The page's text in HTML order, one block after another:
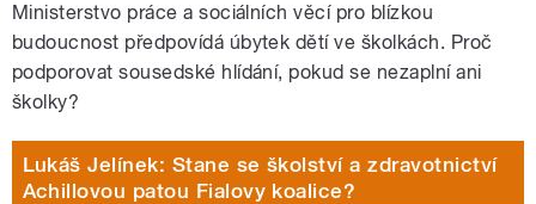
Ministerstvo práce a sociálních věcí pro blízkou
budoucnost předpovídá úbytek dětí ve školkách. Proč
podporovat sousedské hlídání, pokud se nezaplní ani
školky?
Lukáš Jelínek: Stane se školství a zdravotnictví
Achillovou patou Fialovy koalice?